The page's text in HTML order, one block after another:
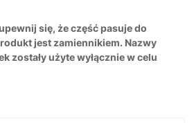
się, że część pasuje do
jest zamiennikiem. Nazwy
zostały użyte wyłącznie w celu